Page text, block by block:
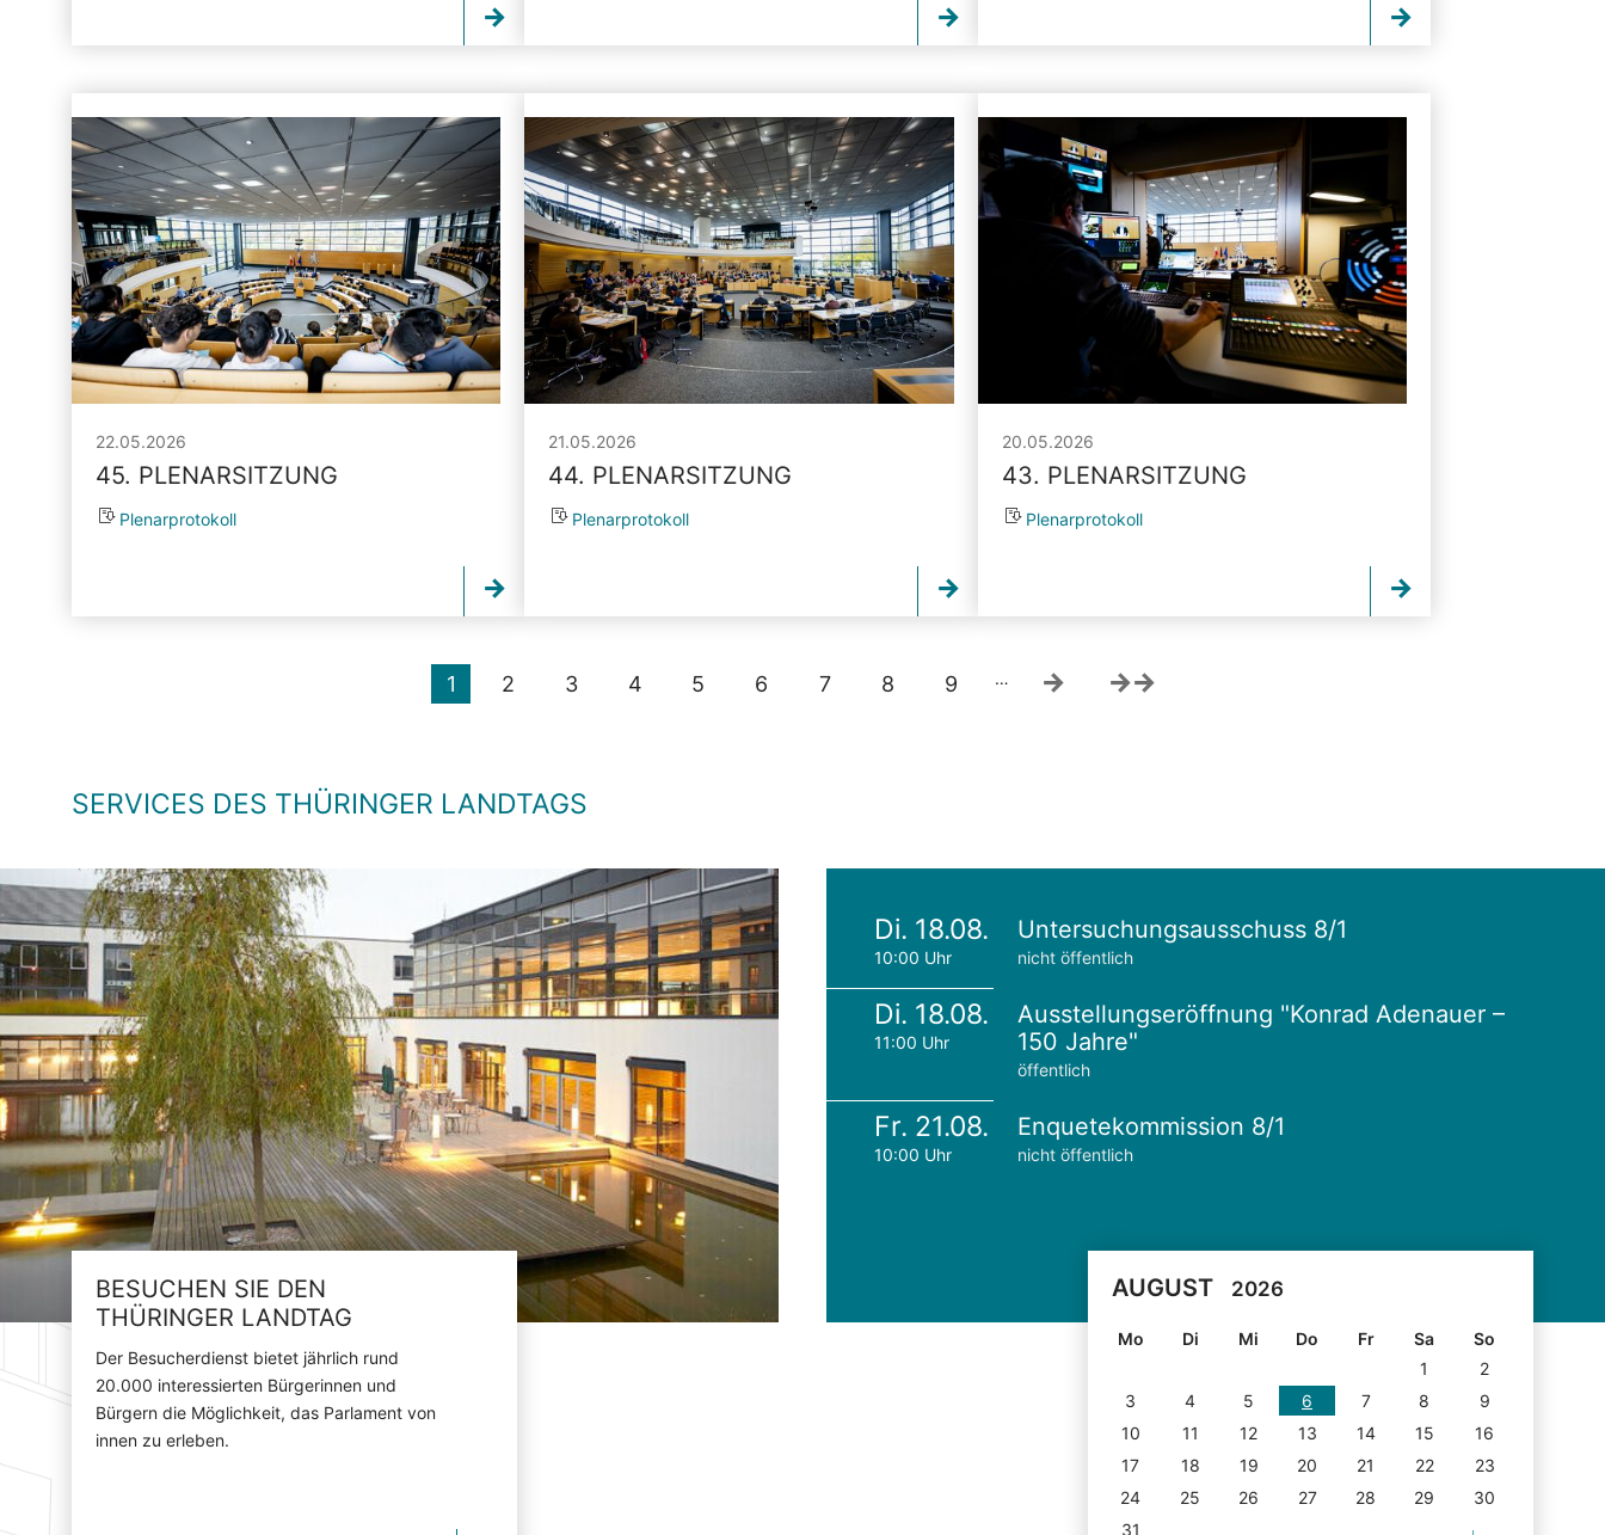
22.05.2026
45. PLENARSITZUNG
Plenarprotokoll
21.05.2026
44. PLENARSITZUNG
Plenarprotokoll
20.05.2026
43. PLENARSITZUNG
Plenarprotokoll
1 2 3 4 5 6 7 8 9 …
SERVICES DES THÜRINGER LANDTAGS
BESUCHEN SIE DEN
THÜRINGER LANDTAG
Der Besucherdienst bietet jährlich rund
20.000 interessierten Bürgerinnen und
Bürgern die Möglichkeit, das Parlament von
innen zu erleben.
Di. 18.08.
10:00 Uhr
Untersuchungsausschuss 8/1
nicht öffentlich
Di. 18.08.
11:00 Uhr
Ausstellungseröffnung "Konrad Adenauer –
150 Jahre"
öffentlich
Fr. 21.08.
10:00 Uhr
Enquetekommission 8/1
nicht öffentlich
AUGUST 2026
Mo Di Mi Do Fr Sa
So
1
2
3
4 5 6 7 8
9
10
11 12 13 14 15
16
17
18 19 20 21 22
23
24
25 26 27 28 29
30
31